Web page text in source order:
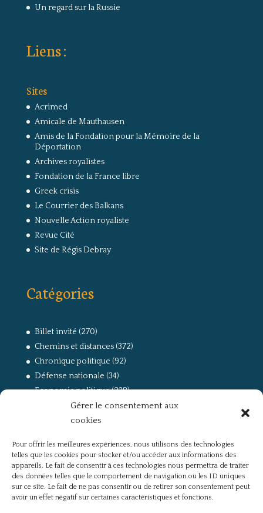
Gérer le consentement aux
cookies
Pour offrir les meilleures expériences, nous utilisons des technologies
telles que les cookies pour stocker et/ou accéder aux informations des
appareils. Le fait de consentir à ces technologies nous permettra de traiter
des données telles que le comportement de navigation ou les ID uniques
sur ce site. Le fait de ne pas consentir ou de retirer son consentement peut
avoir un effet négatif sur certaines caractéristiques et fonctions.
Un regard sur la Russie
Liens :
Sites
Acrimed
Amicale de Mauthausen
Amis de la Fondation pour la Mémoire de la
Déportation
Archives royalistes
Fondation de la France libre
Greek crisis
Le Courrier des Balkans
Nouvelle Action royaliste
Revue Cité
Site de Régis Debray
Catégories
Billet invité (270)
Chemins et distances(372)
Chronique politique (92)
Défense nationale (34)
Economie politique(238)
(168)
La guerre, la Résistance et la Déportation
Non classé(42)
Partis politiques, intelligentsia, médias(750)
Présentation(4)
Références(57)